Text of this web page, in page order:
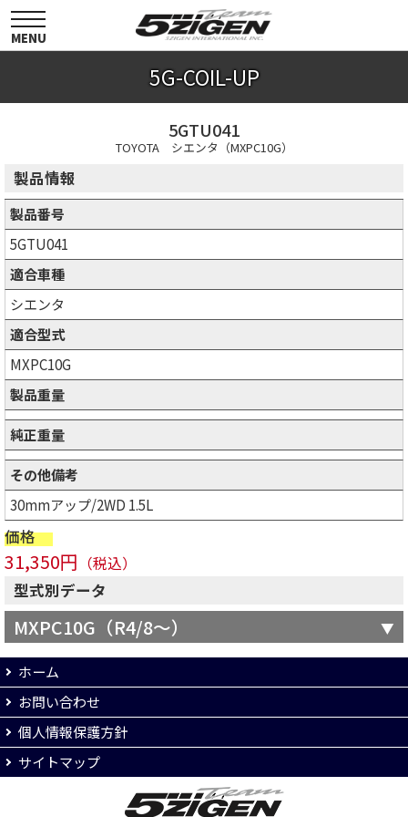
toggle
navigation
MENU
5G-COIL-UP
5GTU041
TOYOTA シエンタ（MXPC10G）
製品情報
製品番号
5GTU041
適合車種
シエンタ
適合型式
MXPC10G
製品重量
純正重量
その他備考
30mmアップ/2WD 1.5L
価格
31,350円 （税込）
型式別データ
MXPC10G（R4/8～）
ホーム
お問い合わせ
個人情報保護方針
サイトマップ